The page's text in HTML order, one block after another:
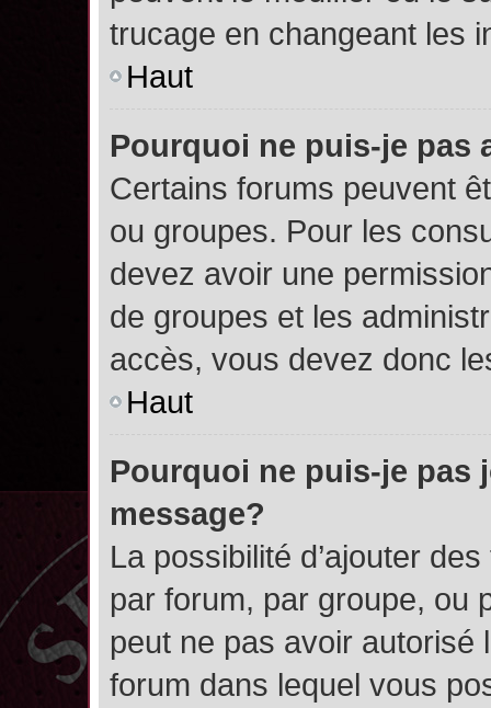
trucage en changeant les
Haut
Pourquoi ne puis-je pas
Certains forums peuvent
ou groupes. Pour les
devez avoir une
de groupes et les
accès, vous devez donc
Haut
Pourquoi ne puis-je pas
message?
La possibilité d’ajouter
par forum, par groupe, ou
peut ne pas avoir autorisé
forum dans lequel vous